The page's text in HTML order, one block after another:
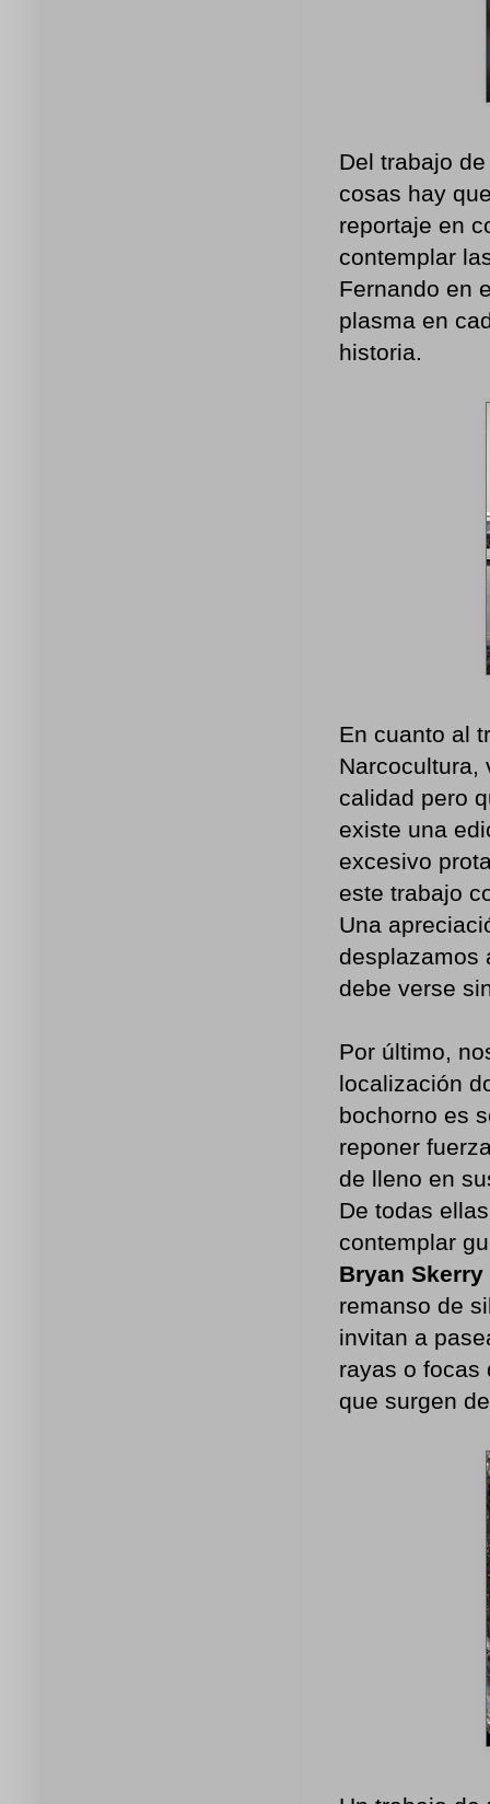
Del trabajo
cosas hay
reportaje en
contemplar
Fernando en
plasma en
historia.
En cuanto al
Narcocultura,
calidad pero
existe una
excesivo
este trabajo
Una
desplazamos
debe verse
Por último,
localización
bochorno es
reponer
de lleno en
De todas
contemplar
Bryan Skerry
remanso de
invitan a
rayas o focas
que surgen